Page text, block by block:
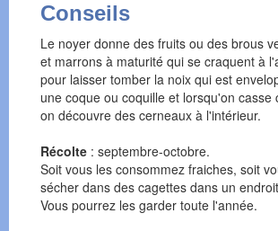
Conseils
Le noyer donne des fruits ou des brous
et marrons à maturité qui se craquent à
pour laisser tomber la noix qui est
une coque ou coquille et lorsqu'on casse
on découvre des cerneaux à l'intérieur.
Récolte : septembre-octobre.
Soit vous les consommez fraiches, soit
sécher dans des cagettes dans un
Vous pourrez les garder toute l'année.